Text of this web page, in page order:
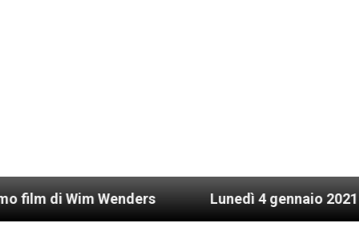
Wenders Lunedì 4 gennaio 2021: Possesso